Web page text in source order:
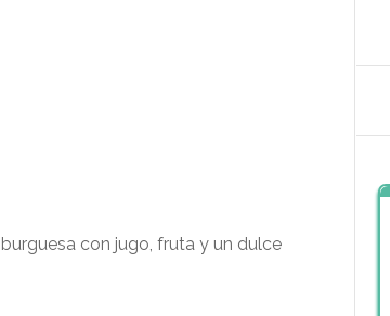
con jugo, fruta y un dulce